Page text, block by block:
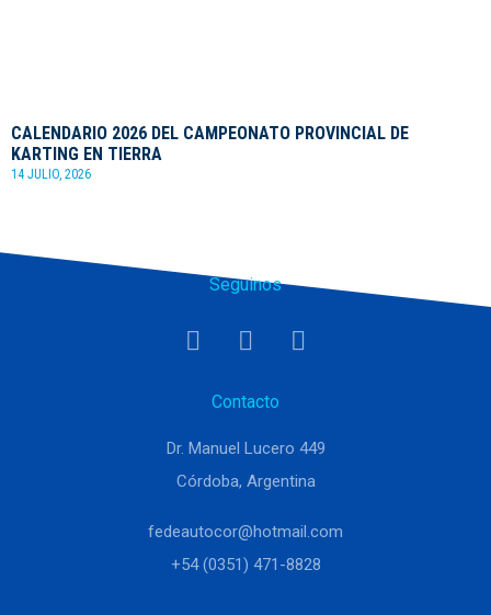
CALENDARIO 2026 DEL CAMPEONATO PROVINCIAL DE
KARTING EN TIERRA
14 JULIO, 2026
Seguinos
Contacto
Dr. Manuel Lucero 449
Córdoba, Argentina
fedeautocor@hotmail.com
+54 (0351) 471-8828